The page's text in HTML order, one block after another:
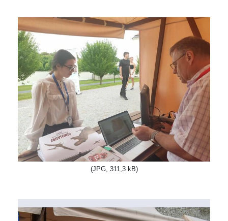
(JPG, 311,3 kB)